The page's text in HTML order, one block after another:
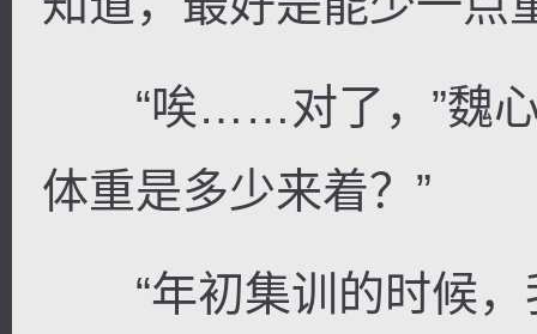
“唉……对了，”魏心
体重是多少来着？”
“年初集训的时候，